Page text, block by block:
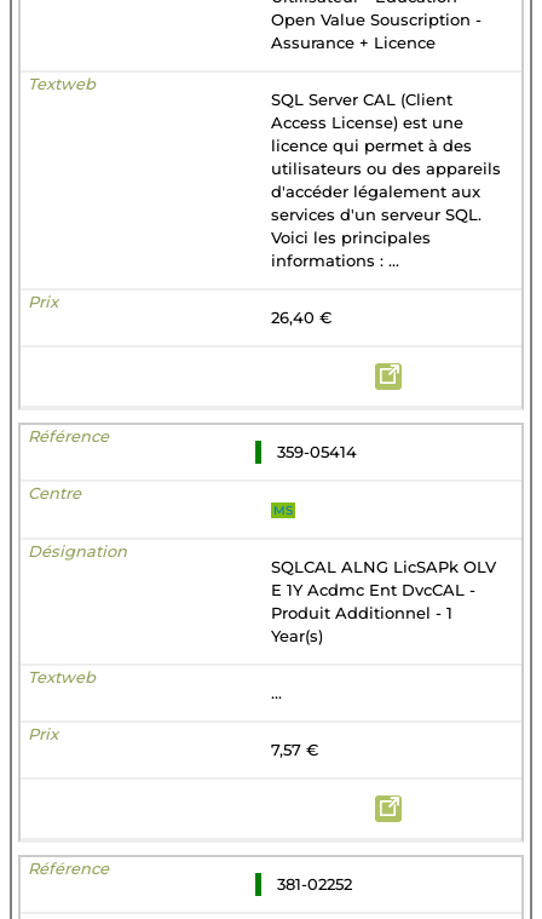
Open Value Souscription -
Assurance + Licence
SQL Server CAL (Client
Access License) est une
licence qui permet à des
utilisateurs ou des appareils
d'accéder légalement aux
services d'un serveur SQL.
Voici les principales
informations : ...
26,40 €
359-05414
MS
SQLCAL ALNG LicSAPk OLV
E 1Y Acdmc Ent DvcCAL -
Produit Additionnel - 1
Year(s)
...
7,57 €
381-02252